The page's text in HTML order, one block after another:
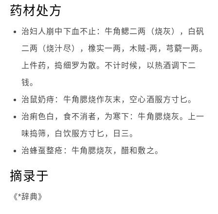
药材处方
治妇人崩中下血不止：牛角鳃二两（烧灰），白矾
二两（烧汁尽），橡实一两，木贼-两，芎藭一两。
上件药，捣细罗为散。不计时候，以热酒调下二
钱。
治鼠奶痔：牛角腮烧作灰末，空心酒服方寸匕。
治痢色白，食不消者，为寒下：牛角腮烧灰。上一
味捣筛，白饮服方寸匕，日三。
治蜂虿整疮：牛角腮烧灰，醋和敷之。
摘录于
《*辞典》